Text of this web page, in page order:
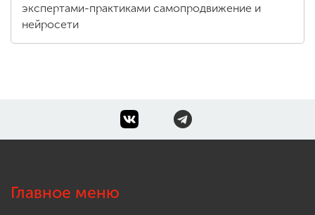
экспертами-практиками самопродвижение и
нейросети
Главное меню